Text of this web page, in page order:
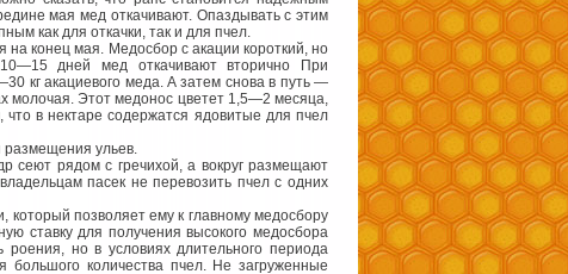
мая мед откачивают. Опаздывать с этим
как для откачки, так и для пчел.
на конец мая. Медосбор с акации короткий, но
дней мед откачивают вторично При
кг акациевого меда. А затем снова в путь —
молочая. Этот медонос цветет 1,5—2 месяца,
что в нектаре содержатся ядовитые для пчел
размещения ульев.
сеют рядом с гречихой, а вокруг размещают
пасек не перевозить пчел с одних
позволяет ему к главному медосбору
ставку для получения высокого медосбора
но в условиях длительного периода
большого количества пчел. Не загруженные